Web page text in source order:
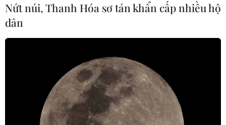
Nứt núi, Thanh Hóa sơ tán khẩn cấp nhiều hộ
dân